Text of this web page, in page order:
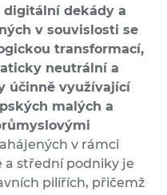
digitální dekády a
v souvislosti se
transformací,
neutrální a
účinně využívající
malých a
v rámci
a střední podniky je
pilířích, přičemž